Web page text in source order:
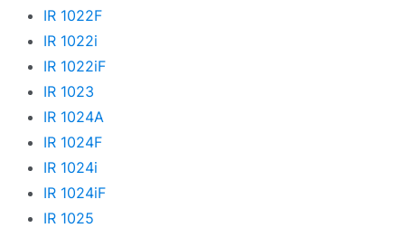
IR 1022F
IR 1022i
IR 1022iF
IR 1023
IR 1024A
IR 1024F
IR 1024i
IR 1024iF
IR 1025